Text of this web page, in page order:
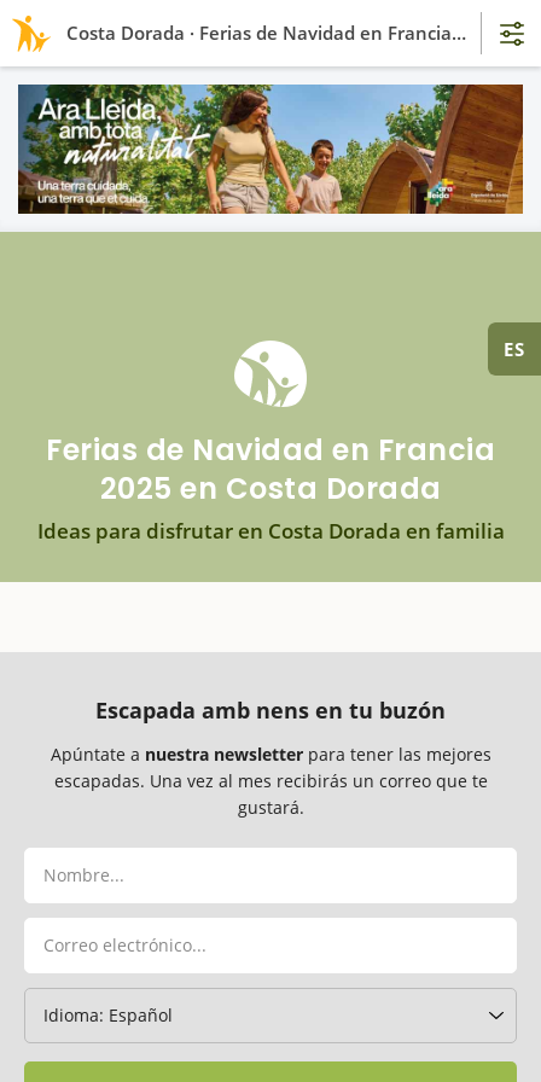
ES
Ferias de Navidad en Francia
2025 en Costa Dorada
Ideas para disfrutar en Costa Dorada en familia
Escapada amb nens en tu buzón
Apúntate a nuestra newsletterpara tener las mejores
escapadas. Una vez al mes recibirás un correo que te
gustará.
Costa Dorada · Ferias de Navidad en Francia 2025